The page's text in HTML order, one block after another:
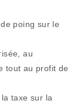
poing sur le
au
tout au profit de
taxe sur la